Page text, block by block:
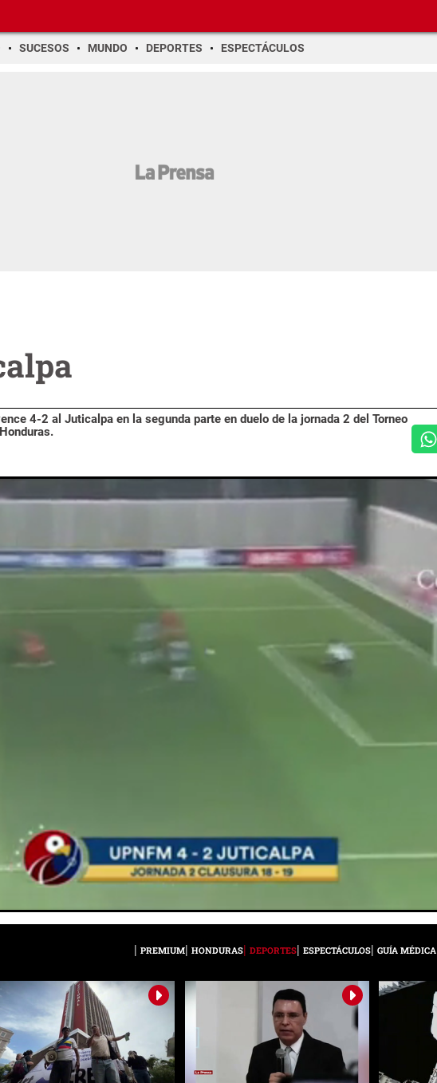
SUCESOS MUNDO DEPORTES ESPECTÁCULOS
4-2 al Juticalpa en la segunda parte en duelo de la jornada 2 del Torneo
PREMIUM HONDURAS DEPORTES ESPECTÁCULOS GUÍA MÉDICA